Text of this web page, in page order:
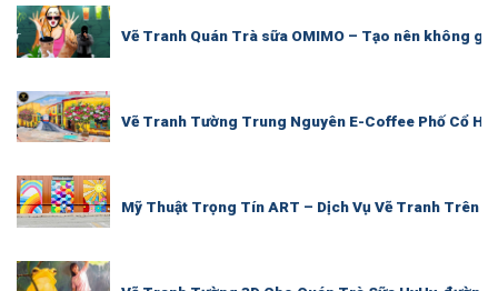
Vẽ Tranh Quán Trà sữa OMIMO – Tạo nên không
Vẽ Tranh Tường Trung Nguyên E-Coffee Phố Cổ
Mỹ Thuật Trọng Tín ART – Dịch Vụ Vẽ Tranh Trên